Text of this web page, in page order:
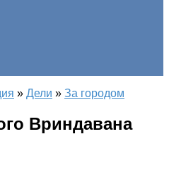
» Дели » За городом
Вриндавана